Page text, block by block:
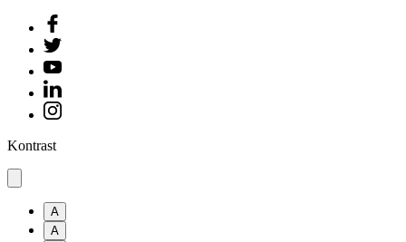
Kontrast
A
A